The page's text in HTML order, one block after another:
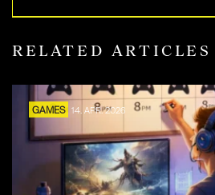
RELATED ARTICLES
GAMES 14. APR. 2026